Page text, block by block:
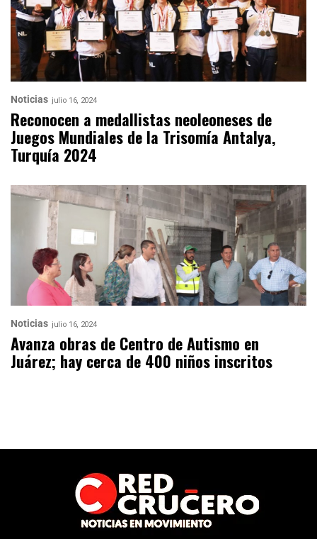
Noticias julio 16, 2024
Reconocen a medallistas neoleoneses de
Juegos Mundiales de la Trisomía Antalya,
Turquía 2024
Noticias julio 16, 2024
Avanza obras de Centro de Autismo en
Juárez; hay cerca de 400 niños inscritos